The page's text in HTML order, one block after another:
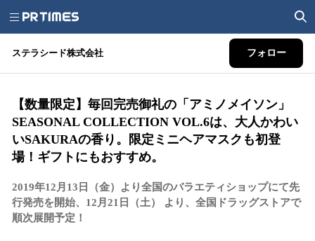
ステラシード株式会社 フォロー
【数量限定】毎回完売御礼の「アミノメイソン」
SEASONAL COLLECTION VOL.6は、大人かわい
いSAKURAの香り。限定ミニヘアマスクも初登
場！ギフトにもおすすめ。
2019年12月13日（金）より全国のバラエティショップにて先
行発売を開始、12月21日（土） より、全国ドラッグストアで
順次展開予定！